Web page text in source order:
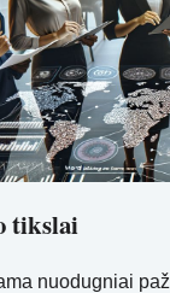
tikslai
nuodugniai